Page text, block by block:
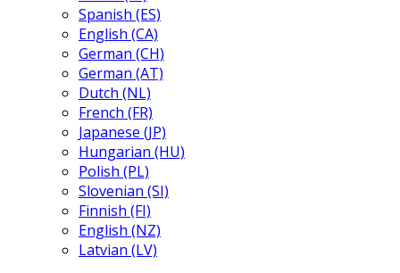
Spanish (ES)
English (CA)
German (CH)
German (AT)
Dutch (NL)
French (FR)
Japanese (JP)
Hungarian (HU)
Polish (PL)
Slovenian (SI)
Finnish (FI)
English (NZ)
Latvian (LV)